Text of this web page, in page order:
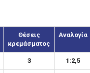
Θέσεις
κρεμάσματος
Αναλογία
3 1:2,5